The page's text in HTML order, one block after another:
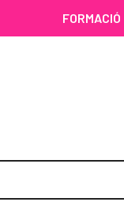
FORMACIÓ